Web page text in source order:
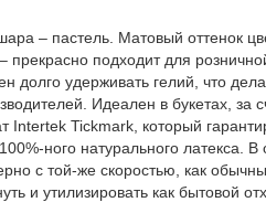
– пастель. Матовый оттенок
подходит для
удерживать гелий, что
Идеален в букетах, за
Tickmark, который
ного натурального латекса.
с той-же скоростью, как
и утилизировать как бытовой